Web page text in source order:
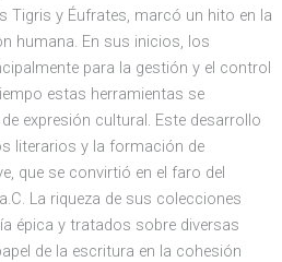
Tigris y Éufrates, marcó un hito en la
humana. En sus inicios, los
para la gestión y el control
estas herramientas se
expresión cultural. Este desarrollo
literarios y la formación de
que se convirtió en el faro del
La riqueza de sus colecciones
épica y tratados sobre diversas
de la escritura en la cohesión